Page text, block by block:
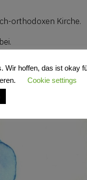
orthodoxen Kirche.
Wir hoffen, das ist okay
Cookie settings